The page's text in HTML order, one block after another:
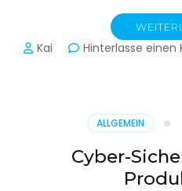
Kai Hinterlasse
ALLGEMEIN
Cyber-